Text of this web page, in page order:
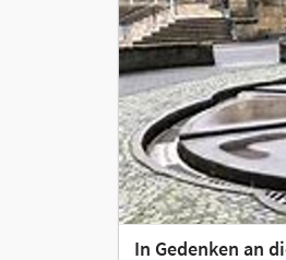
In Gedenken an